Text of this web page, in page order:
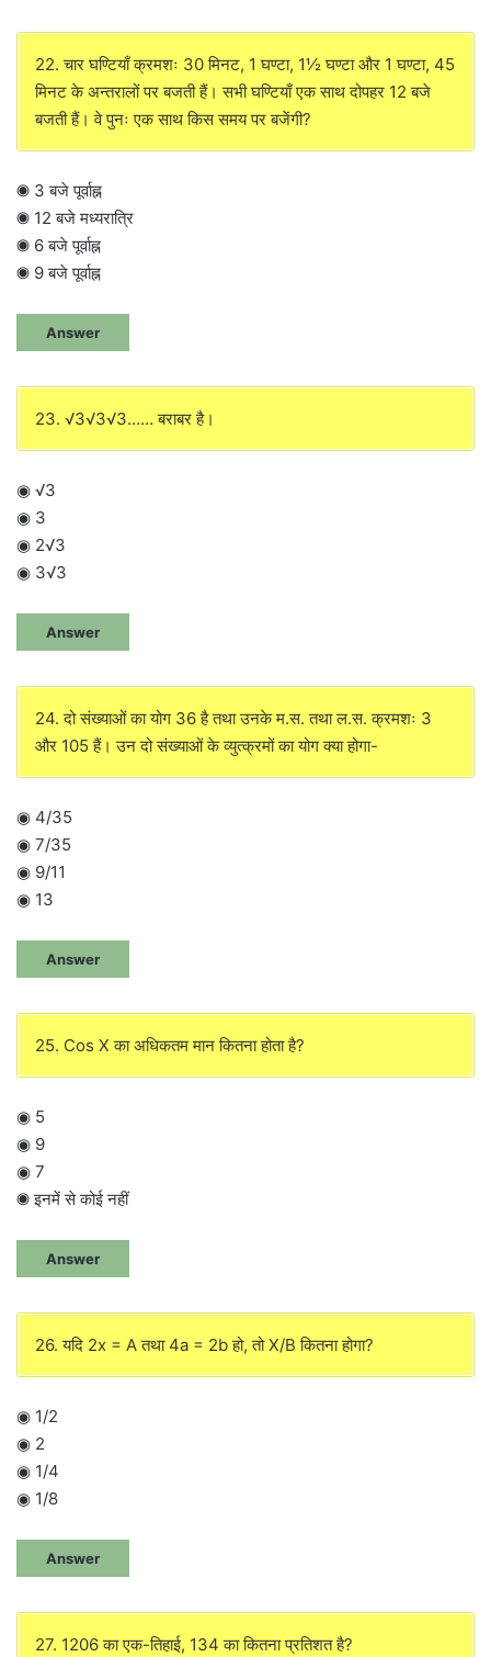
22. चार घण्टियाँ क्रमशः 30 मिनट, 1 घण्टा, 1½ घण्टा और 1 घण्टा, 45
मिनट के अन्तरालों पर बजती हैं। सभी घण्टियाँ एक साथ दोपहर 12 बजे
बजती हैं। वे पुनः एक साथ किस समय पर बजेंगी?
◉ 3 बजे पूर्वाह्न
◉ 12 बजे मध्यरात्रि
◉ 6 बजे पूर्वाह्न
◉ 9 बजे पूर्वाह्न
Answer
23. √3√3√3…… बराबर है।
◉ √3
◉ 3
◉ 2√3
◉ 3√3
Answer
24. दो संख्याओं का योग 36 है तथा उनके म.स. तथा ल.स. क्रमशः 3
और 105 हैं। उन दो संख्याओं के व्युत्क्रमों का योग क्या होगा-
◉ 4/35
◉ 7/35
◉ 9/11
◉ 13
Answer
25. Cos X का अधिकतम मान कितना होता है?
◉ 5
◉ 9
◉ 7
◉ इनमें से कोई नहीं
Answer
26. यदि 2x = A तथा 4a = 2b हो, तो X/B कितना होगा?
◉ 1/2
◉ 2
◉ 1/4
◉ 1/8
Answer
27. 1206 का एक-तिहाई, 134 का कितना प्रतिशत है?